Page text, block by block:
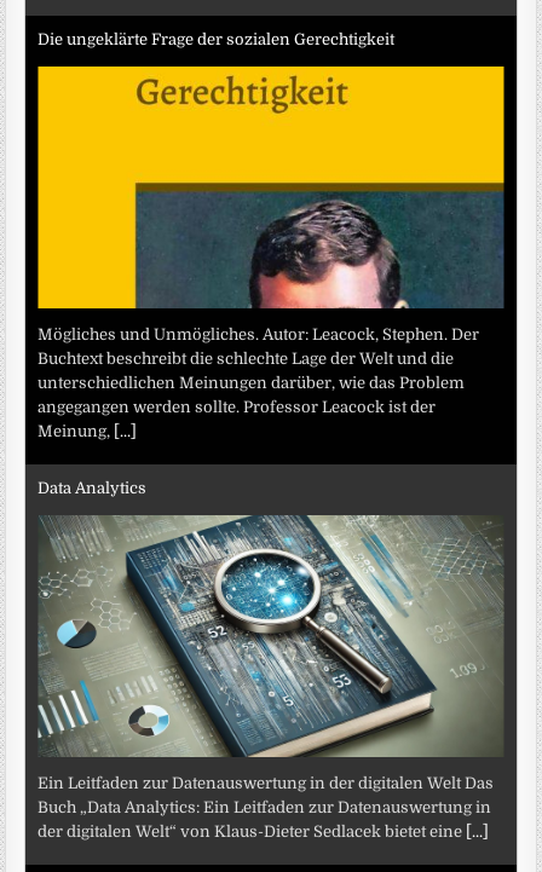
Die ungeklärte Frage der sozialen Gerechtigkeit
Mögliches und Unmögliches. Autor: Leacock, Stephen. Der
Buchtext beschreibt die schlechte Lage der Welt und die
unterschiedlichen Meinungen darüber, wie das Problem
angegangen werden sollte. Professor Leacock ist der
Meinung, [...]
Data Analytics
Ein Leitfaden zur Datenauswertung in der digitalen Welt Das
Buch „Data Analytics: Ein Leitfaden zur Datenauswertung in
der digitalen Welt“ von Klaus-Dieter Sedlacek bietet eine [...]